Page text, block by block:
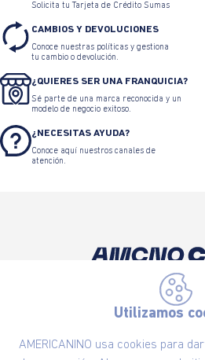
Utilizamos
AMERICANINO usa cookies para
Solicita tu Tarjeta de Crédito Sumas
CAMBIOS Y DEVOLUCIONES
Conoce nuestras políticas y gestiona
tu cambio o devolución.
¿QUIERES SER UNA FRANQUICIA?
Sé parte de una marca reconocida y un
modelo de negocio exitoso.
¿NECESITAS AYUDA?
Conoce aquí nuestros canales de
atención.
Suscríbete ahora nuestro
las ofertas exclusivas y lo